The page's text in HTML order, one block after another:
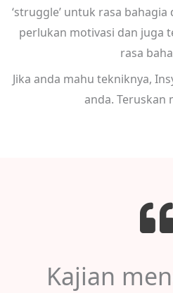
‘struggle’ untuk rasa
perlukan motivasi dan juga
rasa
Jika anda mahu tekniknya, I
anda. Teruskan
Kajian